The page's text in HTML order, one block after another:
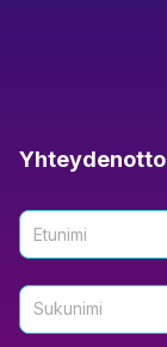
Yhteydenotto